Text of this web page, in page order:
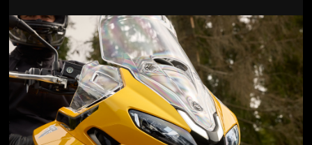
Jön még kép!